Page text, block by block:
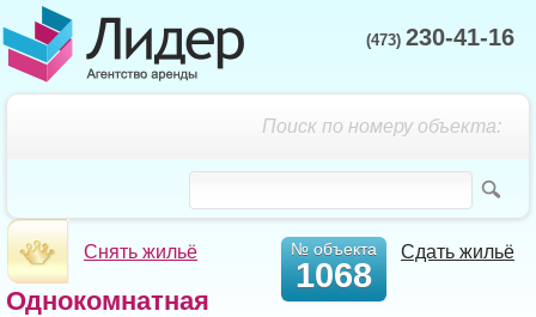
(473) 230-41-16
Поиск по номеру объекта:
Снять жильё Сдать жильё
№ объекта
1068
Однокомнатная